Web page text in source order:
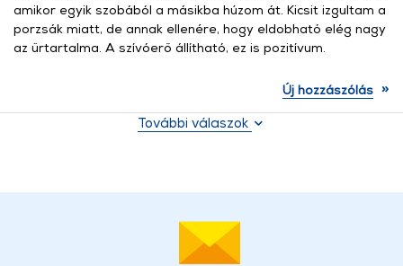
amikor egyik szobából a másikba húzom át. Kicsit izgultam a
porzsák miatt, de annak ellenére, hogy eldobható elég nagy
az űrtartalma. A szívóerő állítható, ez is pozitívum.
Új hozzászólás »
További válaszok